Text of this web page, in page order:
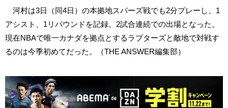
河村は3日（同4日）の本拠地スパーズ戦でも2分プレーし、1
アシスト、1リバウンドを記録。2試合連続での出場となった。
現在NBAで唯一カナダを拠点とするラプターズと敵地で対戦す
るのは今季初めてだった。（THE ANSWER編集部）